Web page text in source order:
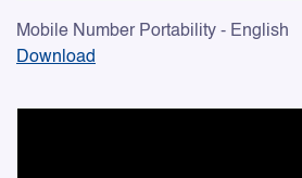
Mobile Number Portability - English
Download